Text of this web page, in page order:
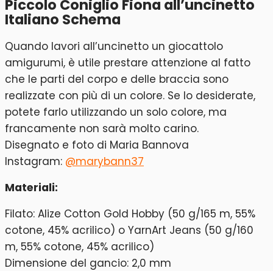
Piccolo Coniglio Fiona all’uncinetto
Italiano Schema
Quando lavori all’uncinetto un giocattolo
amigurumi, è utile prestare attenzione al fatto
che le parti del corpo e delle braccia sono
realizzate con più di un colore. Se lo desiderate,
potete farlo utilizzando un solo colore, ma
francamente non sarà molto carino.
Disegnato e foto di Maria Bannova
Instagram: @marybann37
Materiali:
Filato: Alize Cotton Gold Hobby (50 g/165 m, 55%
cotone, 45% acrilico) o YarnArt Jeans (50 g/160
m, 55% cotone, 45% acrilico)
Dimensione del gancio: 2,0 mm